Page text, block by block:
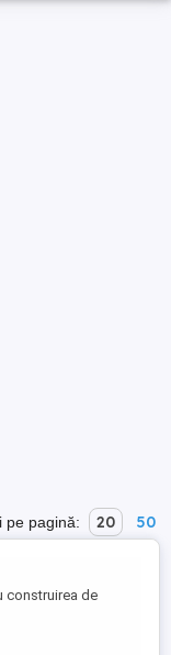
pe pagină: 20 50
construirea de